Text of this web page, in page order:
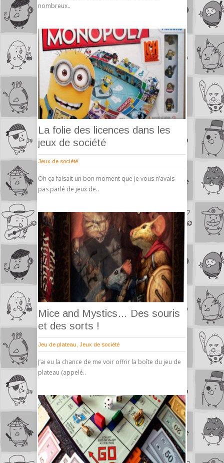
nombreux..
La folie des licences dans les
jeux de société
Jeux de société
Oh ça faisait un bon moment que je vous n’avais
pas parlé de jeux de..
Mice and Mystics… Des souris
et des sorts !
Jeu de plateau Jeux de société
J’ai eu la chance de me voir offrir la boîte du jeu de
plateau (appelé..